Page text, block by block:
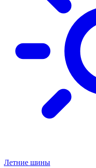
Летние шины